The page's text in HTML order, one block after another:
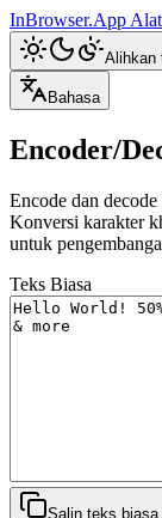
InBrowser.App Alat
Alihkan
Bahasa
Encoder/
Encode dan
Konversi karakter
untuk
Teks Biasa
Salin teks biasa